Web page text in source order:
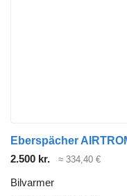
2.500 kr. ≈ 334,40 €
Bilvarmer